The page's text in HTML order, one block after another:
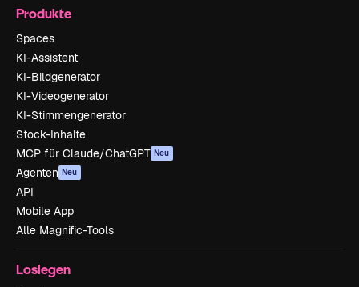
Produkte
Spaces
KI-Assistent
KI-Bildgenerator
KI-Videogenerator
KI-Stimmengenerator
Stock-Inhalte
MCP für Claude/ChatGPT Neu
Agenten Neu
API
Mobile App
Alle Magnific-Tools
Loslegen